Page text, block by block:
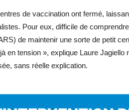
de vaccination ont fermé,
Pour eux, difficile de
de maintenir une sorte de petit
en tension », explique Laure
sans réelle explication.